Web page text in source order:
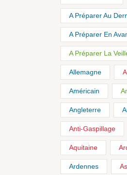
A Préparer Au
A Préparer En
A Préparer La
Allemagne
Américain
Angleterre
Anti-Gaspillage
Aquitaine
Ardennes